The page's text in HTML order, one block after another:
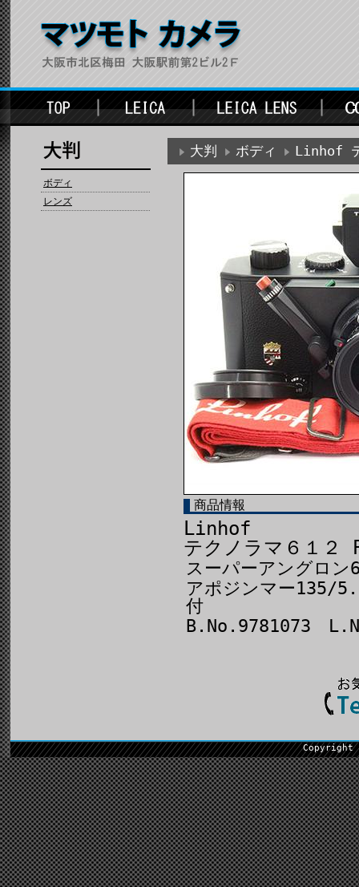
ボディ
レンズ
大判 ボディ Linhof
商品情報
Linhof
テクノラマ６１２
スーパーアングロ
アポジンマー135/
付
B.No.9781073
Copyright